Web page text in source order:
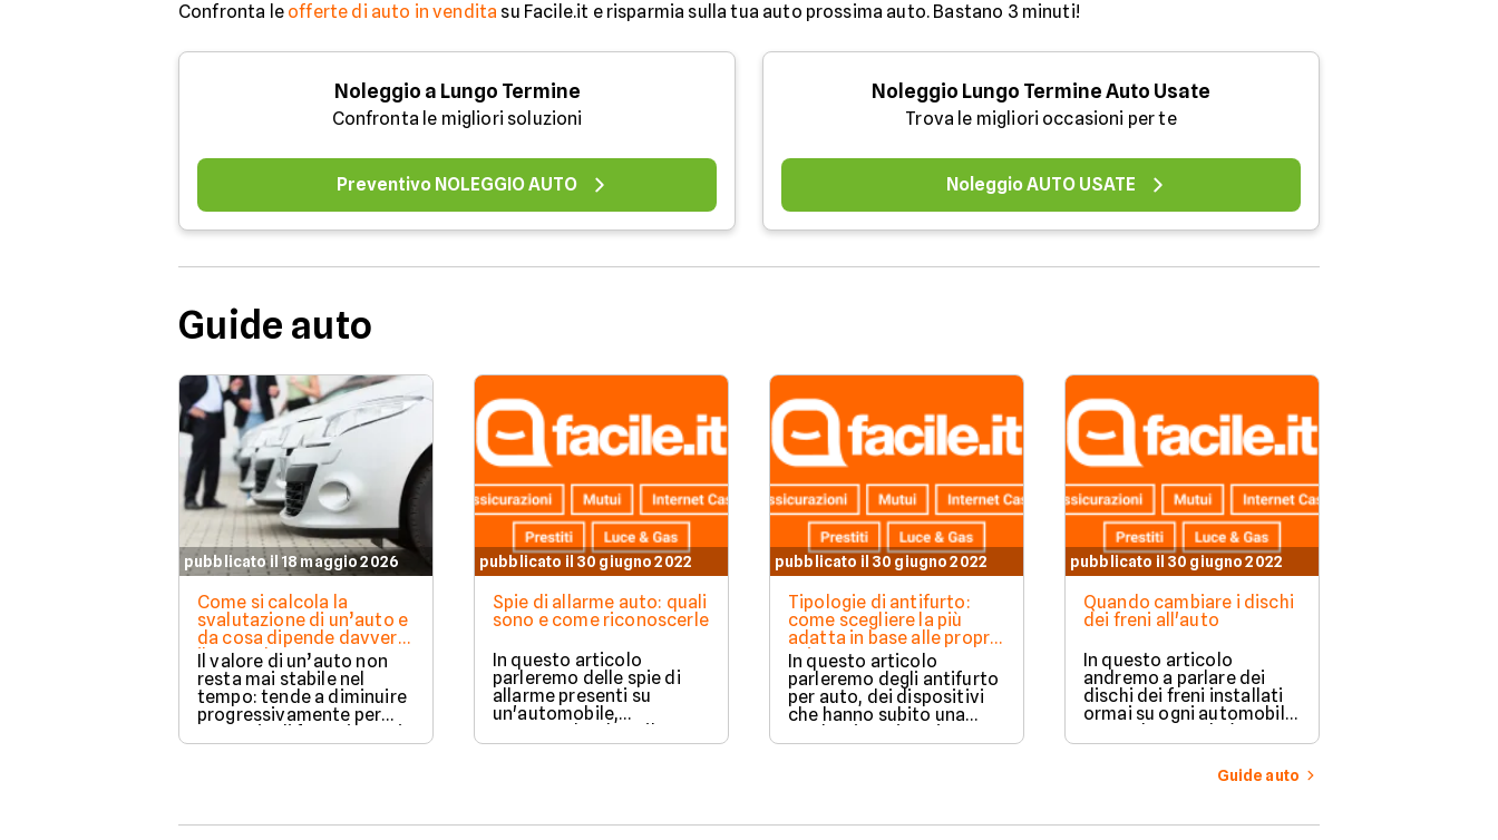
Confronta le offerte di auto in vendita su Facile.it e risparmia sulla tua auto prossima auto. Bastano 3 minuti!
Noleggio a Lungo Termine
Confronta le migliori soluzioni
Preventivo NOLEGGIO AUTO
Noleggio Lungo Termine Auto Usate
Trova le migliori occasioni per te
Noleggio AUTO USATE
Guide auto
pubblicato il 18 maggio 2026
Come si calcola la
svalutazione di un’auto e
da cosa dipende davvero
il suo valore
Il valore di un’auto non
resta mai stabile nel
tempo: tende a diminuire
progressivamente per
una serie di fattori legati
sia all’utilizzo quotidiano
pubblicato il 30 giugno 2022
Spie di allarme auto: quali
sono e come riconoscerle
In questo articolo
parleremo delle spie di
allarme presenti su
un'automobile,
comprendendone il
significato una per una. In
adottare in ogni
pubblicato il 30 giugno 2022
Tipologie di antifurto:
come scegliere la più
adatta in base alle proprie
esigenze
In questo articolo
parleremo degli antifurto
per auto, dei dispositivi
che hanno subito una
modernizzazione in
seguito agli ultimi sviluppi
sia la migliore.
pubblicato il 30 giugno 2022
Quando cambiare i dischi
dei freni all'auto
In questo articolo
andremo a parlare dei
dischi dei freni installati
ormai su ogni automobile,
capendo quando è
necessaria la loro
sostituzione per
garantire la nostraGuide auto